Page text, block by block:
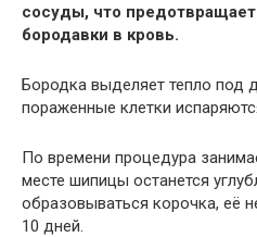
сосуды, что
бородавки в кровь.
Бородка выделяет тепло под
пораженные клетки
По времени процедура
месте шипицы останется
образовываться корочка, её
10 дней.